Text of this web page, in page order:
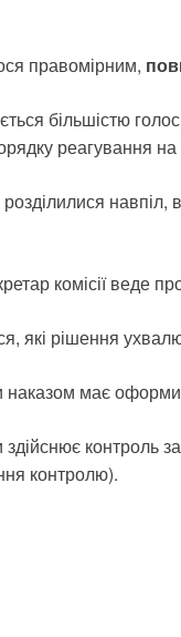
правомірним,
більшістю
реагування на
навпіл,
комісії веде
які рішення
наказом має
здійснює контроль
контролю).